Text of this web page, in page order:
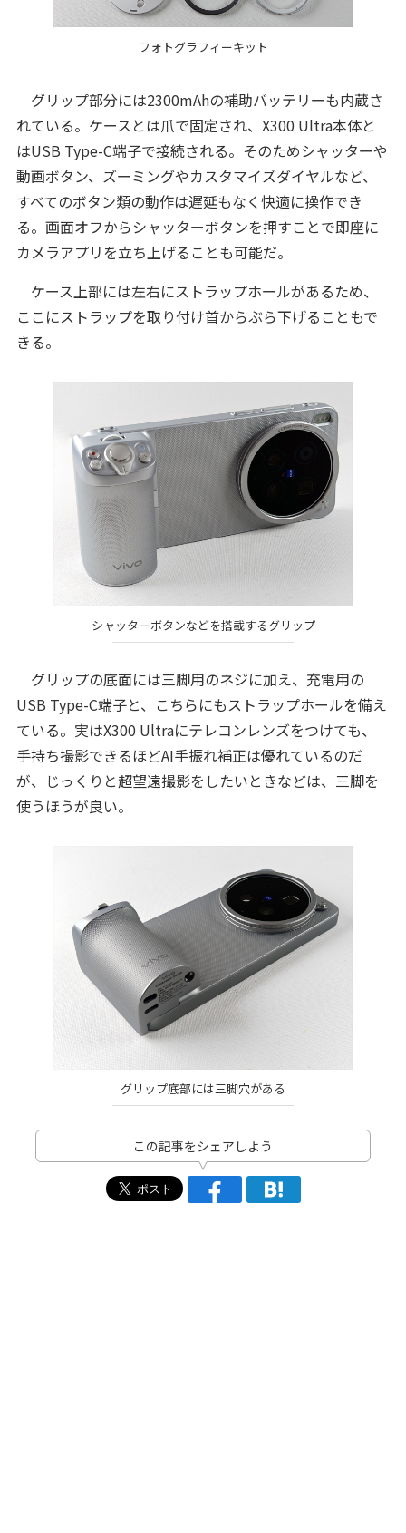
フォトグラフィーキット
グリップ部分には2300mAhの補助バッテリーも内蔵さ
れている。ケースとは爪で固定され、X300 Ultra本体と
はUSB Type-C端子で接続される。そのためシャッターや
動画ボタン、ズーミングやカスタマイズダイヤルなど、
すべてのボタン類の動作は遅延もなく快適に操作でき
る。画面オフからシャッターボタンを押すことで即座に
カメラアプリを立ち上げることも可能だ。
ケース上部には左右にストラップホールがあるため、
ここにストラップを取り付け首からぶら下げることもで
きる。
シャッターボタンなどを搭載するグリップ
グリップの底面には三脚用のネジに加え、充電用の
USB Type-C端子と、こちらにもストラップホールを備え
ている。実はX300 Ultraにテレコンレンズをつけても、
手持ち撮影できるほどAI手振れ補正は優れているのだ
が、じっくりと超望遠撮影をしたいときなどは、三脚を
使うほうが良い。
グリップ底部には三脚穴がある
この記事をシェアしよう